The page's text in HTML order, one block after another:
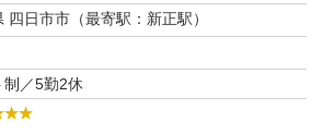
四日市市（最寄駅：新正駅）
制／5勤2休